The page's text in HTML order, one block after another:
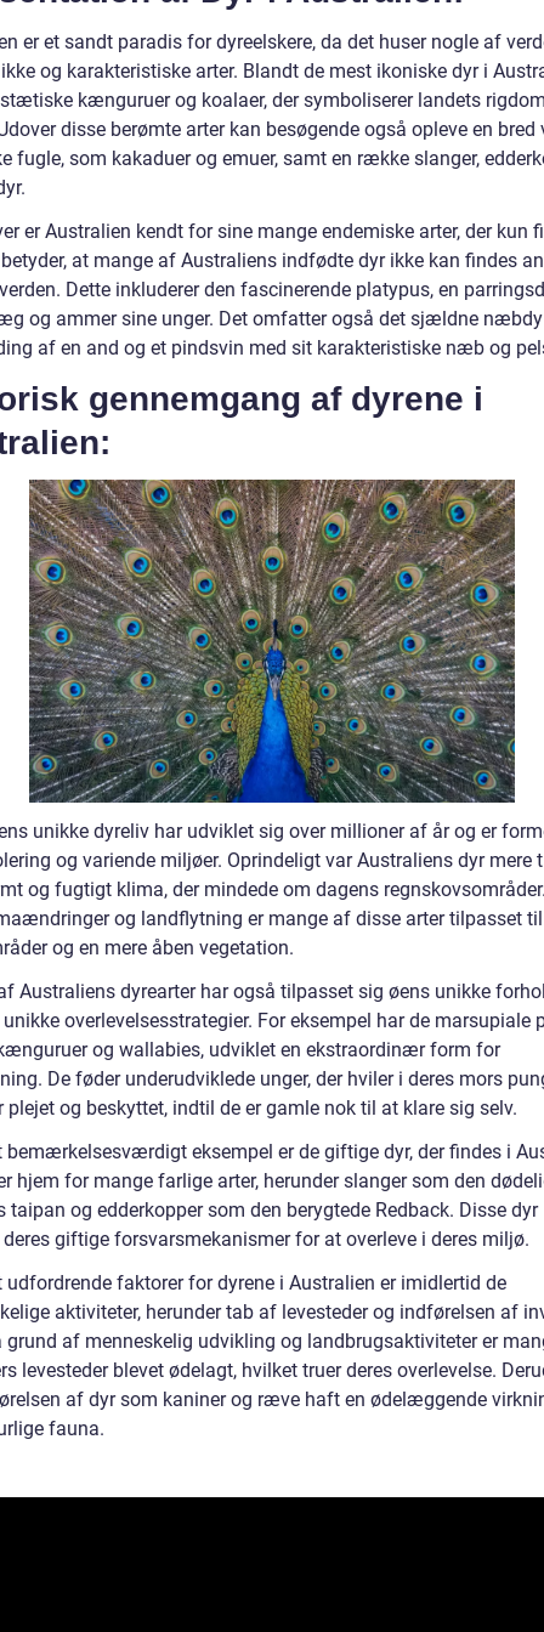
er et sandt paradis for dyreelskere, da det huser nogle af
og karakteristiske arter. Blandt de mest ikoniske dyr i
kænguruer og koalaer, der symboliserer landets
disse berømte arter kan besøgende også opleve en
fugle, som kakaduer og emuer, samt en række slanger,
er Australien kendt for sine mange endemiske arter, der kun
at mange af Australiens indfødte dyr ikke kan findes
Dette inkluderer den fascinerende platypus, en
og ammer sine unger. Det omfatter også det sjældne
af en and og et pindsvin med sit karakteristiske næb og
gennemgang af dyrene i
unikke dyreliv har udviklet sig over millioner af år og er
og variende miljøer. Oprindeligt var Australiens dyr mere
og fugtigt klima, der mindede om dagens
og landflytning er mange af disse arter tilpasset
og en mere åben vegetation.
Australiens dyrearter har også tilpasset sig øens unikke
overlevelsesstrategier. For eksempel har de marsupiale
og wallabies, udviklet en ekstraordinær form for
De føder underudviklede unger, der hviler i deres mors
plejet og beskyttet, indtil de er gamle nok til at klare sig selv.
bemærkelsesværdigt eksempel er de giftige dyr, der findes i
hjem for mange farlige arter, herunder slanger som den
taipan og edderkopper som den berygtede Redback. Disse dyr
giftige forsvarsmekanismer for at overleve i deres miljø.
udfordrende faktorer for dyrene i Australien er imidlertid de
aktiviteter, herunder tab af levesteder og indførelsen af
grund af menneskelig udvikling og landbrugsaktiviteter er
levesteder blevet ødelagt, hvilket truer deres overlevelse.
af dyr som kaniner og ræve haft en ødelæggende
fauna.